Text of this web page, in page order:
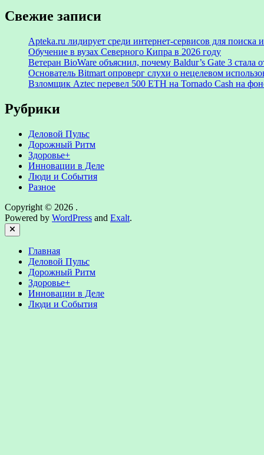
Свежие записи
Apteka.ru лидирует среди интернет-сервисов для поиска
Обучение в вузах Северного Кипра в 2026 году
Ветеран BioWare объяснил, почему Baldur’s Gate 3
Основатель Bitmart опроверг слухи о нецелевом
Взломщик Aztec перевел 500 ETH на Tornado Cash на
Рубрики
Деловой Пульс
Дорожный Ритм
Здоровье+
Инновации в Деле
Люди и События
Разное
Copyright © 2026 .
Powered by WordPress and Exalt.
Close
Главная
Деловой Пульс
Дорожный Ритм
Здоровье+
Инновации в Деле
Люди и События